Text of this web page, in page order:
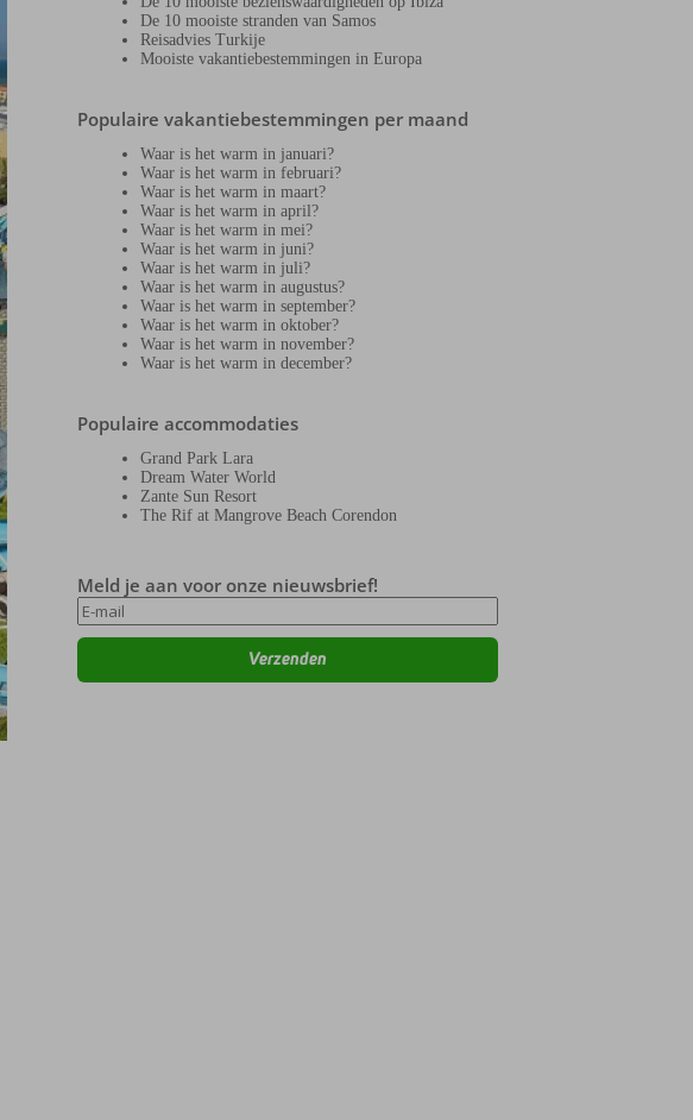
De 10 mooiste stranden van Samos
Reisadvies Turkije
Mooiste vakantiebestemmingen in Europa
Populaire vakantiebestemmingen per maand
Waar is het warm in januari?
Waar is het warm in februari?
Waar is het warm in maart?
Waar is het warm in april?
Waar is het warm in mei?
Waar is het warm in juni?
Waar is het warm in juli?
Waar is het warm in augustus?
Waar is het warm in september?
Waar is het warm in oktober?
Waar is het warm in november?
Waar is het warm in december?
Populaire accommodaties
Grand Park Lara
Dream Water World
Zante Sun Resort
The Rif at Mangrove Beach Corendon
Meld je aan voor onze nieuwsbrief!